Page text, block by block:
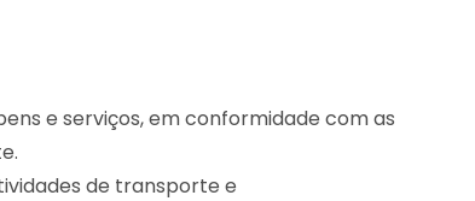
e serviços, em conformidade com as
de transporte e